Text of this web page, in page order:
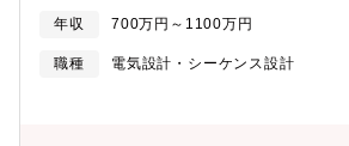
りの機械を完成させる仕事です。メカ担当と
ています。■顧客との仕様打ち合わせ■PLC
た機械の制御ソフトの開発■ハード設計（制
など）■組立調整時に発覚する不具合対応（
年収 700万円～1100万円
職種
電気設計・シーケンス設計